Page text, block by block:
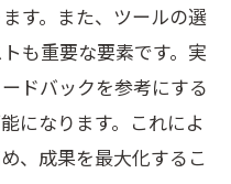
す。また、ツールの選
も重要な要素です。実
ドバックを参考にする
になります。これによ
、成果を最大化するこ